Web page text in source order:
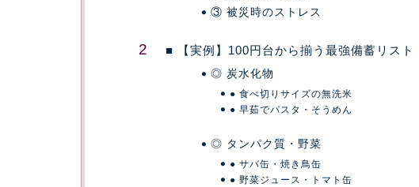
③ 被災時のストレス
■ 【実例】100円台から揃う最強備蓄リスト
◎ 炭水化物
● 食べ切りサイズの無洗米
● 早茹でパスタ・そうめん
◎ タンパク質・野菜
● サバ缶・焼き鳥缶
● 野菜ジュース・トマト缶